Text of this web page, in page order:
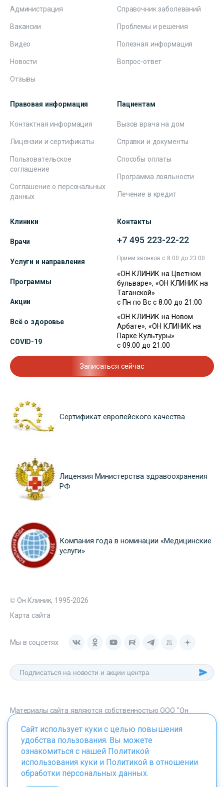
Администрация
Вакансии
Видео
Новости
Отзывы
Справочник заболеваний
Проблемы и решения
Полезная информация
Вопрос-ответ
Правовая информация
Контактная информация
Лицензии и сертификаты
Пользовательское
соглашение
Соглашение о персональных
данных
Пациентам
Вызов врача на дом
Справки и документы
Способы оплаты
Программа лояльности
Лечение в кредит
Клиники
Врачи
Услуги и направления
Программы
Акции
Всё о здоровье
COVID-19
Контакты
+7 495 223-22-22
Прием звонков с 8:00 до 23:00
«ОН КЛИНИК на Цветном
бульваре», «ОН КЛИНИК на
Таганской»
с Пн по Вс с 8:00 до 21:00
«ОН КЛИНИК на Новом
Арбате», «ОН КЛИНИК на
Парке Культуры»
с 09:00 до 21:00
Записаться сейчас
Сертификат европейского качества
Лицензия Министерства здравоохранения
РФ
Компания года в номинации «Медицинские
услуги»
© Он Клиник, 1995-2026
Карта сайта
Мы в соцсетях
Материалы сайта являются собственностью ООО "Он
onclinic.ru запрещено в соответствии со статьей 1259 ГК. РФ.
ИМЕЮТСЯ ПРОТИВОПОКАЗАНИЯ. НЕОБХОДИМО
Сайт использует куки с целью повышения
удобства пользования. Вы можете
ознакомиться с нашей Политикой
использования куки и Политикой в отношении
обработки персональных данных.